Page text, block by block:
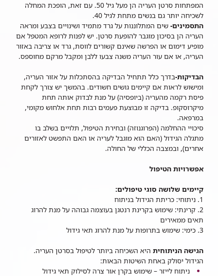
המפתחות סרטן העריה הן מעל גיל 50. עם זאת, הופכת המחלה
לשכיחה יותר גם בנשים מתחת לגיל 40.
התסמינים- שים המתלוננות על גרד מתמיד ושינויים בצבע ומראה
העריה הן בסיכון מוגבר להופעת סרטן. יש לפנות לרופא המטפל אם
מופיע דימום או הפרשה שאינם קשורים לווסת, גרד או צריבה באזור
העריה, או אם עור העריה משנה צבעו ללבן ומקבל מרקם מחוספס.
הבדיקות-בדרך כלל תתחיל הבדיקה בהסתכלות על אזור העריה,
ומישוש לראות אם קיימים גושים חשודים. בהמשך יש צורך לקחת
פיסת רקמה מהעריה (ביופסיה) על מנת לבדוק אותה תחת
מיקרוסקופ. בדיקה זו מבוצעת פעמים רבות תחת אלחוש מקומי,
במרפאה.
סיכויי ההחלמה (הפרוגנוזה) ובחירת הטיפול, תלויים בשלב בו
מתגלה הגידול (האם הוא מוגבל לעריה או האם התפשט לאזורים
אחרים), ובמצבה הכללי של החולה.
אפשרויות הטיפול
קיימים שלושה סוגי טיפולים:
1. ניתוחי: כריתת הגידול בניתוח
2. קרינתי: שימוש בקרינת רנטגן בעוצמה גבוהה על מנת להרוג
תאים ממאירים
3. כימי: שימוש בתרופות על מנת להרוג תאי גידול
הגישה הניתוחית היא השכיחה ביותר לטיפול בסרטן העריה.
הגידול יסולק באחת השיטות הבאות:
ניתוח לייזר – שימוש בקרן אור צרה לסילוק תאי גידול